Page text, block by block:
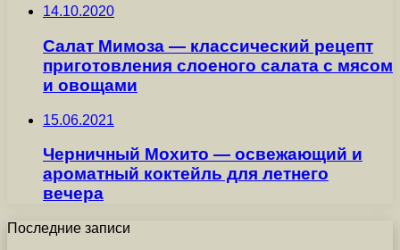
14.10.2020
Салат Мимоза — классический рецепт
приготовления слоеного салата с мясом
и овощами
15.06.2021
Черничный Мохито — освежающий и
ароматный коктейль для летнего
вечера
Последние записи